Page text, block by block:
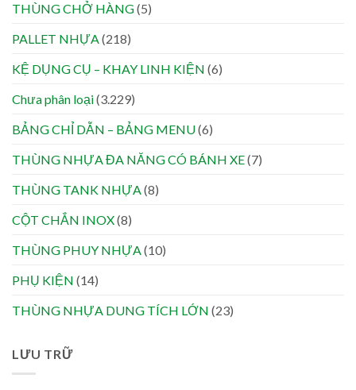
THÙNG CHỞ HÀNG(5)
PALLET NHỰA(218)
KỆ DỤNG CỤ – KHAY LINH KIỆN (6)
Chưa phân loại(3.229)
BẢNG CHỈ DẪN – BẢNG MENU(6)
THÙNG NHỰA ĐA NĂNG CÓ BÁNH XE(7)
THÙNG TANK NHỰA(8)
CỘT CHẮN INOX(8)
THÙNG PHUY NHỰA(10)
PHỤ KIỆN (14)
THÙNG NHỰA DUNG TÍCH LỚN (23)
LƯU TRỮ